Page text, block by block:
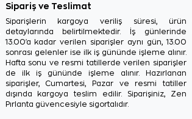
Sipariş ve Teslimat
Siparişlerin kargoya veriliş süresi, ürün
detaylarında belirtilmektedir. İş günlerinde
13.00'a kadar verilen siparişler aynı gün, 13.00
sonrası gelenler ise ilk iş gününde işleme alınır.
Hafta sonu ve resmi tatillerde verilen siparişler
de ilk iş gününde işleme alınır. Hazırlanan
siparişler, Cumartesi, Pazar ve resmi tatiller
dışında kargoya teslim edilir. Siparişiniz, Zen
Pırlanta güvencesiyle sigortalıdır.